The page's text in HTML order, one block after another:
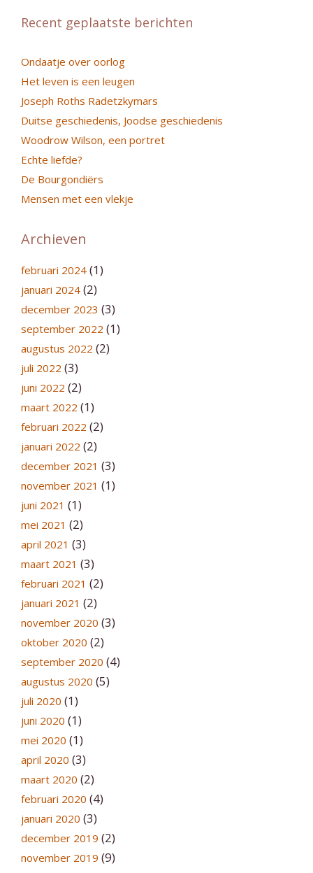
Recent geplaatste berichten
Ondaatje over oorlog
Het leven is een leugen
Joseph Roths Radetzkymars
Duitse geschiedenis, Joodse geschiedenis
Woodrow Wilson, een portret
Echte liefde?
De Bourgondiërs
Mensen met een vlekje
Archieven
februari 2024 (1)
januari 2024 (2)
december 2023 (3)
september 2022 (1)
augustus 2022 (2)
juli 2022 (3)
juni 2022 (2)
maart 2022 (1)
februari 2022 (2)
januari 2022 (2)
december 2021 (3)
november 2021 (1)
juni 2021 (1)
mei 2021 (2)
april 2021 (3)
maart 2021 (3)
februari 2021 (2)
januari 2021 (2)
november 2020 (3)
oktober 2020 (2)
september 2020 (4)
augustus 2020 (5)
juli 2020 (1)
juni 2020 (1)
mei 2020 (1)
april 2020 (3)
maart 2020 (2)
februari 2020 (4)
januari 2020 (3)
december 2019 (2)
november 2019 (9)